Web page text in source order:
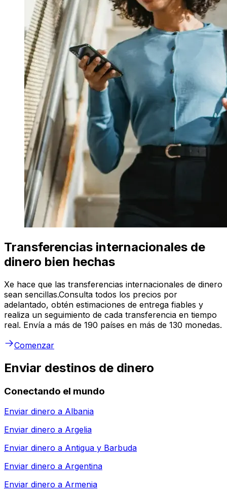
Transferencias internacionales de
dinero bien hechas
Xe hace que las transferencias internacionales de dinero
sean sencillas.Consulta todos los precios por
adelantado, obtén estimaciones de entrega fiables y
realiza un seguimiento de cada transferencia en tiempo
real. Envía a más de 190 países en más de 130 monedas.
Comenzar
Enviar destinos de dinero
Conectando el mundo
Enviar dinero a Albania
Enviar dinero a Argelia
Enviar dinero a Antigua y Barbuda
Enviar dinero a Argentina
Enviar dinero a Armenia